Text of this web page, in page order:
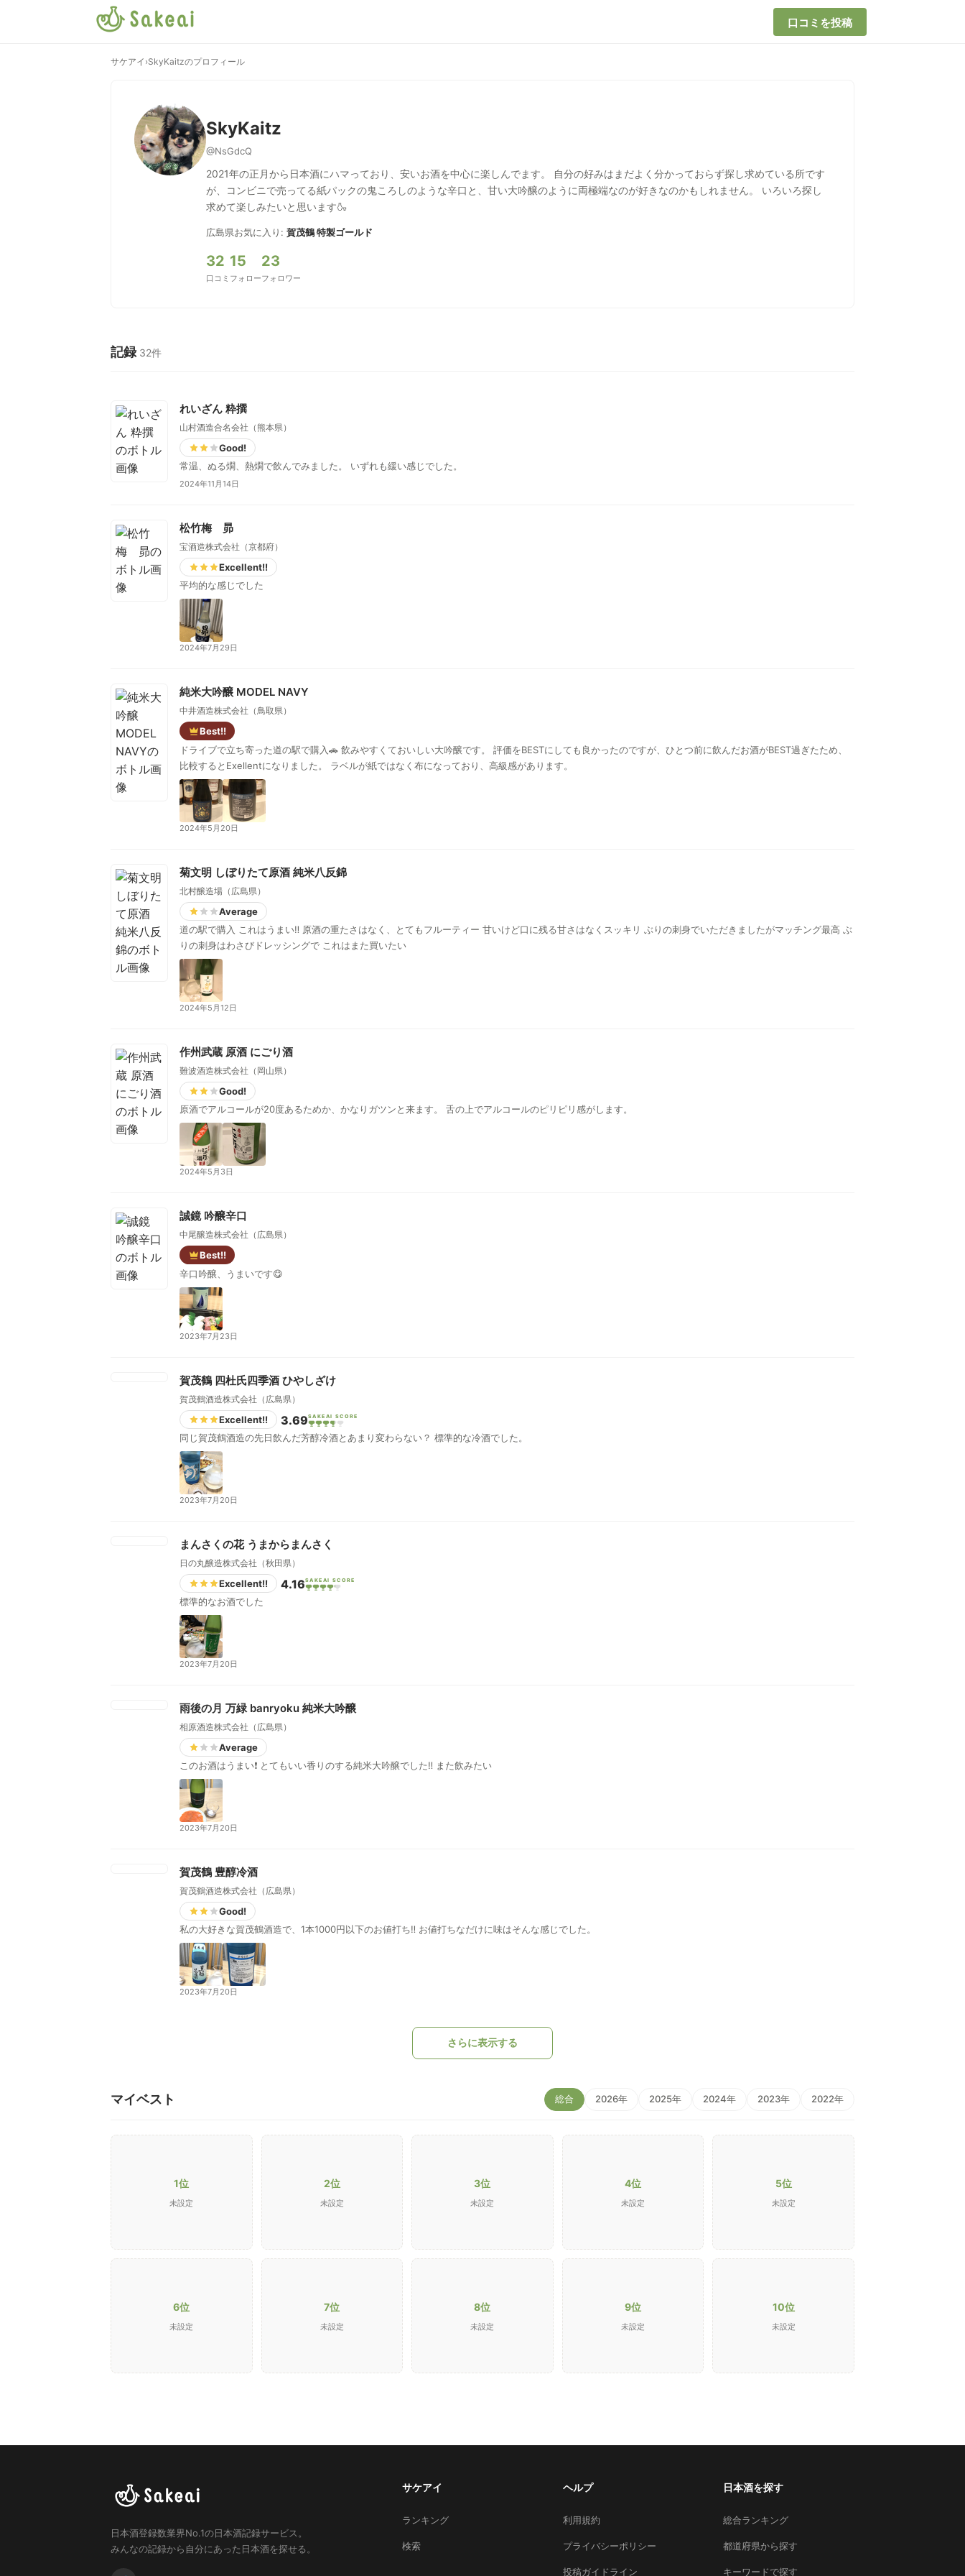
口コミを投稿
サケアイ ›SkyKaitzのプロフィール
SkyKaitz
@NsGdcQ
2021年の正月から日本酒にハマっており、安いお酒を中心に楽しんでます。 自分の好みはまだよく分かっておらず探し求めている所です
が、コンビニで売ってる紙パックの鬼ころしのような辛口と、甘い大吟醸のように両極端なのが好きなのかもしれません。 いろいろ探し
求めて楽しみたいと思います🍶
広島県お気に入り:賀茂鶴 特製ゴールド
32
口コミ
15
フォロー
23
フォロワー
記録 32件
れいざん 粋撰
山村酒造合名会社（熊本県）
Good!
常温、ぬる燗、熱燗で飲んでみました。 いずれも緩い感じでした。
2024年11月14日
松竹梅 昴
宝酒造株式会社（京都府）
Excellent!!
平均的な感じでした
2024年7月29日
純米大吟醸 MODEL NAVY
中井酒造株式会社（鳥取県）
Best!!
ドライブで立ち寄った道の駅で購入🚗 飲みやすくておいしい大吟醸です。 評価をBESTにしても良かったのですが、ひとつ前に飲んだお酒がBEST過ぎたため、
比較するとExellentになりました。 ラベルが紙ではなく布になっており、高級感があります。
2024年5月20日
菊文明 しぼりたて原酒 純米八反錦
北村醸造場（広島県）
Average
道の駅で購入 これはうまい‼️ 原酒の重たさはなく、とてもフルーティー 甘いけど口に残る甘さはなくスッキリ ぶりの刺身でいただきましたがマッチング最高 ぶ
りの刺身はわさびドレッシングで これはまた買いたい
2024年5月12日
作州武蔵 原酒 にごり酒
難波酒造株式会社（岡山県）
Good!
原酒でアルコールが20度あるためか、かなりガツンと来ます。 舌の上でアルコールのピリピリ感がします。
2024年5月3日
誠鏡 吟醸辛口
中尾醸造株式会社（広島県）
Best!!
辛口吟醸、うまいです😋
2023年7月23日
賀茂鶴 四杜氏四季酒 ひやしざけ
賀茂鶴酒造株式会社（広島県）
Excellent!! 3.69SAKEAI SCORE
同じ賀茂鶴酒造の先日飲んだ芳醇冷酒とあまり変わらない？ 標準的な冷酒でした。
2023年7月20日
まんさくの花 うまからまんさく
日の丸醸造株式会社（秋田県）
Excellent!! 4.16SAKEAI SCORE
標準的なお酒でした
2023年7月20日
雨後の月 万緑 banryoku 純米大吟醸
相原酒造株式会社（広島県）
Average
このお酒はうまい❗️ とてもいい香りのする純米大吟醸でした‼️ また飲みたい
2023年7月20日
賀茂鶴 豊醇冷酒
賀茂鶴酒造株式会社（広島県）
Good!
私の大好きな賀茂鶴酒造で、1本1000円以下のお値打ち‼️ お値打ちなだけに味はそんな感じでした。
2023年7月20日
さらに表示する
マイベスト 総合 2026年 2025年 2024年 2023年 2022年
1位
未設定
2位
未設定
3位
未設定
4位
未設定
5位
未設定
6位
未設定
7位
未設定
8位
未設定
9位
未設定
10位
未設定
日本酒登録数業界No.1の日本酒記録サービス。
みんなの記録から自分にあった日本酒を探せる。
サケアイ
ランキング
検索
ヘルプ
利用規約
プライバシーポリシー
投稿ガイドライン
日本酒を探す
総合ランキング
都道府県から探す
キーワードで探す